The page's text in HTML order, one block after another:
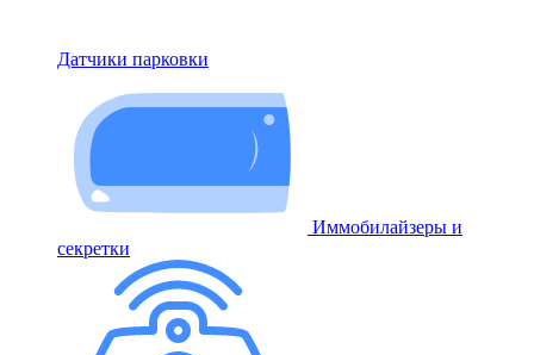
Датчики парковки
Иммобилайзеры и
секретки